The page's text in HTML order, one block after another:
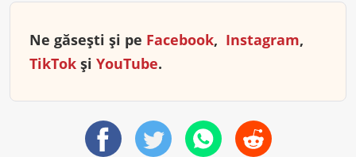
Ne găsești și pe Facebook, Instagram,
TikTok și YouTube.